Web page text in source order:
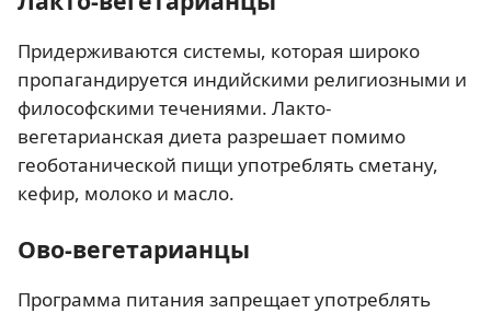
Придерживаются системы, которая широко
пропагандируется индийскими религиозными и
философскими течениями. Лакто-
вегетарианская диета разрешает помимо
геоботанической пищи употреблять сметану,
кефир, молоко и масло.
Ово-вегетарианцы
Программа питания запрещает употреблять